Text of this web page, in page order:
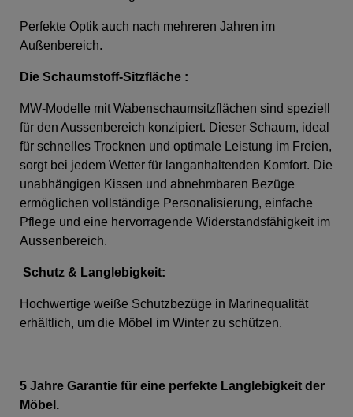
Perfekte Optik auch nach mehreren Jahren im
Außenbereich.
Die Schaumstoff-Sitzfläche :
MW-Modelle mit Wabenschaumsitzflächen sind speziell
für den Aussenbereich konzipiert. Dieser Schaum, ideal
für schnelles Trocknen und optimale Leistung im Freien,
sorgt bei jedem Wetter für langanhaltenden Komfort. Die
unabhängigen Kissen und abnehmbaren Bezüge
ermöglichen vollständige Personalisierung, einfache
Pflege und eine hervorragende Widerstandsfähigkeit im
Aussenbereich.
Schutz & Langlebigkeit:
Hochwertige weiße Schutzbezüge in Marinequalität
erhältlich, um die Möbel im Winter zu schützen.
5 Jahre Garantie für eine perfekte Langlebigkeit der
Möbel.